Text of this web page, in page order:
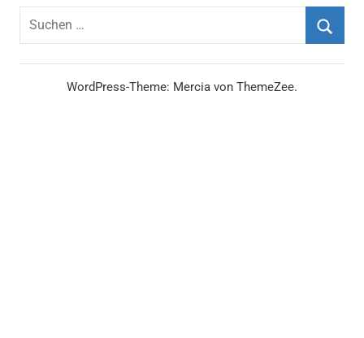
Suchen
WordPress-Theme: Mercia von ThemeZee.